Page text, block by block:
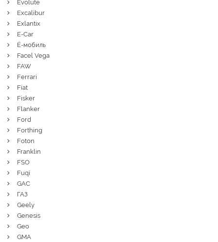
Evolute
Excalibur
Exlantix
E-Car
Ё-мобиль
Facel Vega
FAW
Ferrari
Fiat
Fisker
Flanker
Ford
Forthing
Foton
Franklin
FSO
Fuqi
GAC
ГАЗ
Geely
Genesis
Geo
GMA